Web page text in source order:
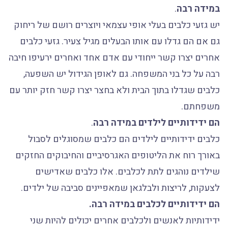
במידה רבה.
יש גזעי כלבים בעלי אופי עצמאי ויוצרים רושם של ריחוק
גם אם הם גדלו עם אותו הבעלים מגיל צעיר. גזעי כלבים
אחרים יצרו קשר ייחודי עם אדם אחד ואחרים ירעיפו חיבה
רבה על כל בני המשפחה. גם לאופן הגידול יש השפעה,
כלבים שגדלו בתוך הבית ולא בחצר יצרו קשר חזק יותר עם
משפחתם.
הם ידידותיים לילדים במידה רבה.
כלבים ידידותיים לילדים הם כלבים שמסוגלים לסבול
באורך רוח את הליטופים האגרסיביים והחיבוקים החזקים
שילדים נוהגים לתת לכלבים. אלו כלבים שאדישים
לצעקות, לריצות ולבלגאן שמאפיינים סביבה של ילדים.
הם ידידותיים לכלבים במידה רבה.
ידידותיות לאנשים ולכלבים אחרים יכולים להיות שני